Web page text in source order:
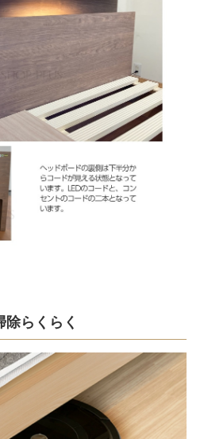
らくらく